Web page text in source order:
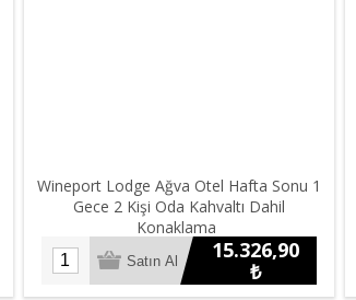
Wineport Lodge Ağva Otel Hafta Sonu 1
Gece 2 Kişi Oda Kahvaltı Dahil
Konaklama
15.326,90
₺